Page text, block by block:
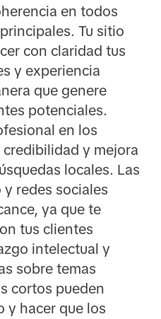
en todos
Tu sitio
con claridad tus
y experiencia
que genere
potenciales.
en los
y mejora
locales. Las
redes sociales
ya que te
tus clientes
intelectual y
sobre temas
cortos pueden
y hacer que los